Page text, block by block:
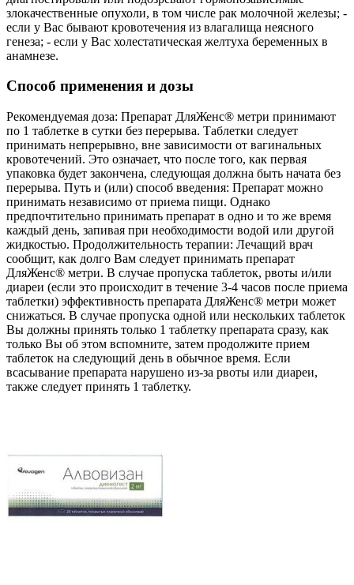
злокачественные опухоли, в том числе рак молочной железы; -
если у Вас бывают кровотечения из влагалища неясного
генеза; - если у Вас холестатическая желтуха беременных в
анамнезе.
Способ применения и дозы
Рекомендуемая доза: Препарат ДляЖенс® метри принимают
по 1 таблетке в сутки без перерыва. Таблетки следует
принимать непрерывно, вне зависимости от вагинальных
кровотечений. Это означает, что после того, как первая
упаковка будет закончена, следующая должна быть начата без
перерыва. Путь и (или) способ введения: Препарат можно
принимать независимо от приема пищи. Однако
предпочтительно принимать препарат в одно и то же время
каждый день, запивая при необходимости водой или другой
жидкостью. Продолжительность терапии: Лечащий врач
сообщит, как долго Вам следует принимать препарат
ДляЖенс® метри. В случае пропуска таблеток, рвоты и/или
диареи (если это происходит в течение 3-4 часов после приема
таблетки) эффективность препарата ДляЖенс® метри может
снижаться. В случае пропуска одной или нескольких таблеток
Вы должны принять только 1 таблетку препарата сразу, как
только Вы об этом вспомните, затем продолжите прием
таблеток на следующий день в обычное время. Если
всасывание препарата нарушено из-за рвоты или диареи,
также следует принять 1 таблетку.